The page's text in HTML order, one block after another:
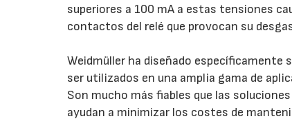
superiores a 100 mA a estas tensiones
contactos del relé que provocan su
Weidmüller ha diseñado específicamente
ser utilizados en una amplia gama de
Son mucho más fiables que las
ayudan a minimizar los costes de